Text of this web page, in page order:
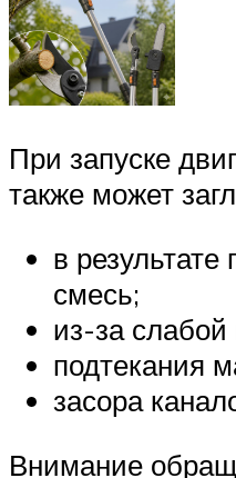
При запуске
также может
в
смесь;
из-за
подтекания
засора
Внимание